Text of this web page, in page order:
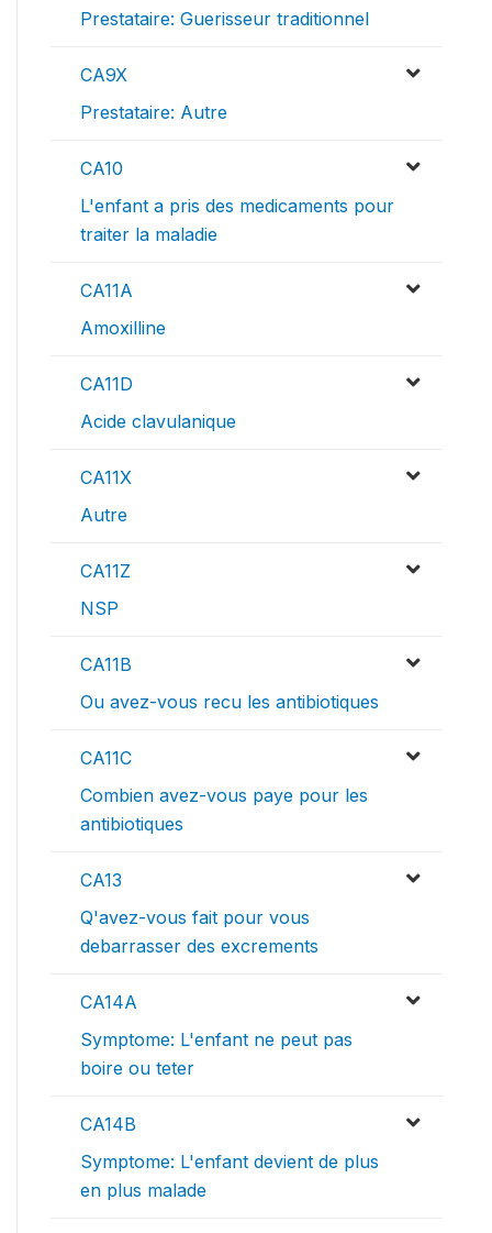
Prestataire: Guerisseur traditionnel
CA9X
Prestataire: Autre
CA10
L'enfant a pris des medicaments pour
traiter la maladie
CA11A
Amoxilline
CA11D
Acide clavulanique
CA11X
Autre
CA11Z
NSP
CA11B
Ou avez-vous recu les antibiotiques
CA11C
Combien avez-vous paye pour les
antibiotiques
CA13
Q'avez-vous fait pour vous
debarrasser des excrements
CA14A
Symptome: L'enfant ne peut pas
boire ou teter
CA14B
Symptome: L'enfant devient de plus
en plus malade